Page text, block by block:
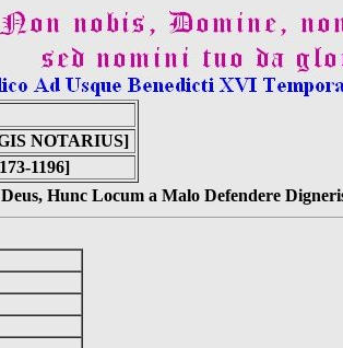
NOTARIUS]
1196]
Hunc Locum a Malo Defendere